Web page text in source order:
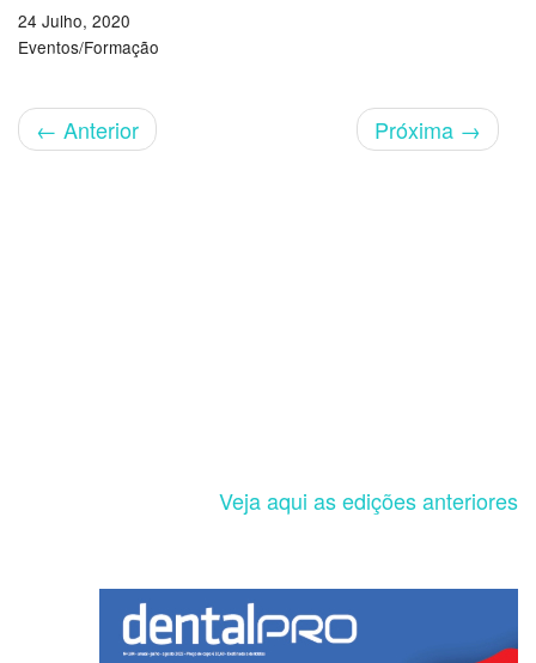
24 Julho, 2020
Eventos/Formação
← Anterior Próxima →
Veja aqui as edições anteriores